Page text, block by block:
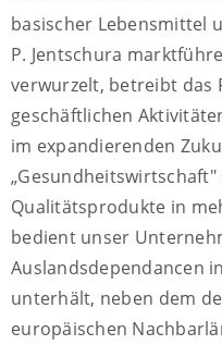
basischer Lebensmittel
P. Jentschura
verwurzelt, betreibt das
geschäftlichen
im expandierenden
Qualitätsprodukte in
bedient unser
Auslandsdependancen
unterhält, neben dem
europäischen